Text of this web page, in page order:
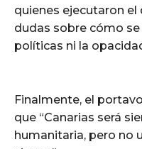
quienes ejecutaron
dudas sobre cómo
políticas ni la
Finalmente, el
que “Canarias será
humanitaria, pero no